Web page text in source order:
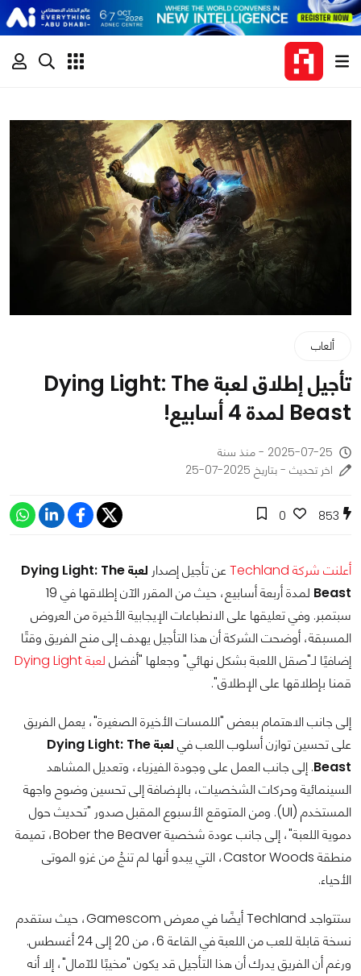
ألعاب
تأجيل إطلاق لعبة Dying Light: The
Beast لمدة 4 أسابيع!
2025-07-25 - منذ سنة
اخر تحديث - بتاريخ 2025-07-25
853
0
أعلنت شركة Techlandعن تأجيل إصدار
لعبة Dying Light: The
Beast
لمدة أربعة أسابيع، حيث من المقرر الآن إطلاقها في 19
سبتمبر. وفي تعليقها على الانطباعات الإيجابية الأخيرة من العروض
المسبقة، أوضحت الشركة أن هذا التأجيل يهدف إلى منح الفريق وقتًا
إضافيًا لـ"صقل اللعبة بشكل نهائي" وجعلها "أفضل لعبة Dying Light
قمنا بإطلاقها على الإطلاق".
إلى جانب الاهتمام ببعض "اللمسات الأخيرة الصغيرة"، يعمل الفريق
على تحسين توازن أسلوب اللعب في
لعبة Dying Light: The
Beast. إلى جانب العمل على وجودة الفيزياء، وتعديل المشاهد
السينمائية وحركات الشخصيات، بالإضافة إلى تحسين وضوح واجهة
المستخدم (UI). ومن المتوقع الأسبوع المقبل صدور "تحديث حول
دموية اللعبة"، إلى جانب عودة شخصية Bober the Beaver، تميمة
منطقة Castor Woods، التي يبدو أنها لم تنجُ من غزو الموتى
الأحياء.
ستتواجد Techland أيضًا في معرض Gamescom، حيث ستقدم
نسخة قابلة للعب من اللعبة في القاعة 6، من 20 إلى 24 أغسطس.
ورغم أن الفريق يدرك أن هذا التأجيل قد يكون "مخيبًا للآمال"، إلا أنه